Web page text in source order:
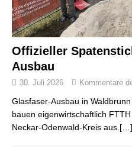
Offizieller
Ausbau
30. Juli 2026 Kommentare
Glasfaser-Ausbau in
bauen eigenwirtschaftlich
Neckar-Odenwald-Kreis aus.[…]